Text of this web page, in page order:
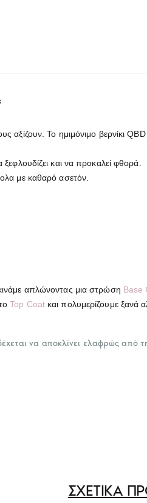
αξίζουν. Το ημιμόνιμο βερνίκι
και να προκαλεί φθορά.
με καθαρό ασετόν.
απλώνοντας μια στρώση Base
Top Coatκαι πολυμερίζουμε ξανά
να αποκλίνει ελαφρώς από
ΣΧΕΤΙΚΑ